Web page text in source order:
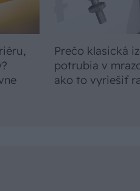
Prečo klasická
potrubia v
ako to vyriešiť